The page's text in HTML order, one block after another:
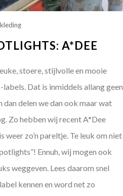
A*DEE
stoere, stijlvolle en mooie
labels. Dat is inmiddels allang geen
dan delen we dan ook maar wat
Zo hebben wij recent A*Dee
weer zo’n pareltje. Te leuk om niet
Ennuh, wij mogen ook
weggeven. Lees daarom snel
kennen en word net zo